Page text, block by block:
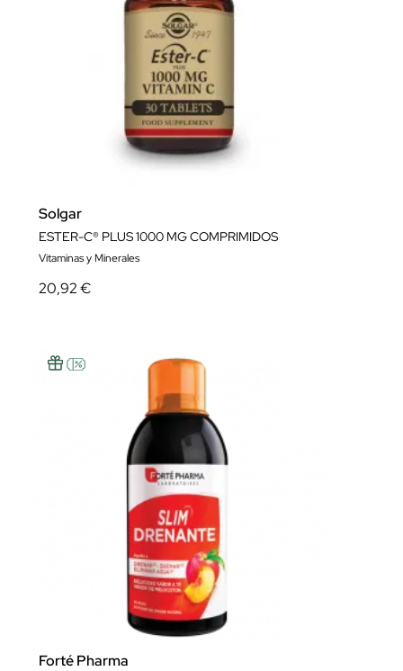
Solgar
ESTER-C® PLUS 1000 MG COMPRIMIDOS
Vitaminas y Minerales
20,92 €
Forté Pharma